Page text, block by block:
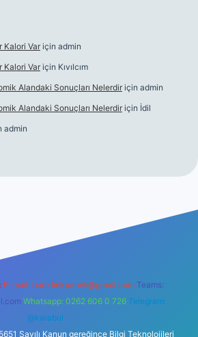
Kalori Var için admin
Kalori Var için Kıvılcım
Alandaki Sonuçları Nelerdir için admin
Alandaki Sonuçları Nelerdir için İdil
admin
E-mail: backlinkpaneli@gmail.com Teams:
Whatsapp: 0262 606 0 726 Telegram:
@karabul
Sayılı Kanun gereğince Bilgi Teknolojileri